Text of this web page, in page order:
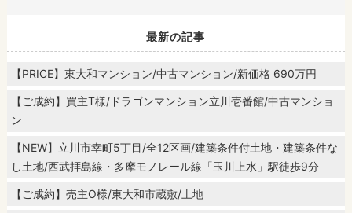
最新の記事
【PRICE】東大和マンション/中古マンション/新価格 690万円
【ご成約】買主T様/ドラゴンマンション立川壱番館/中古マンショ
ン
【NEW】立川市幸町5丁目/全12区画/建築条件付土地・建築条件な
し土地/西武拝島線・多摩モノレール線「玉川上水」駅徒歩9分
【ご成約】売主O様/東大和市蔵敷/土地